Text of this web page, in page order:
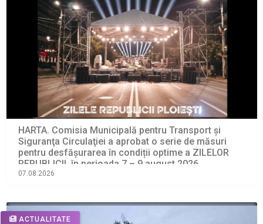
HARTA. Comisia Municipală pentru Transport şi
Siguranţa Circulaţiei a aprobat o serie de măsuri
pentru desfășurarea în condiții optime a ZILELOR
REPUBLICII, în perioada 7 – 9 august 2026
07.08.2026
ACTUALITATE